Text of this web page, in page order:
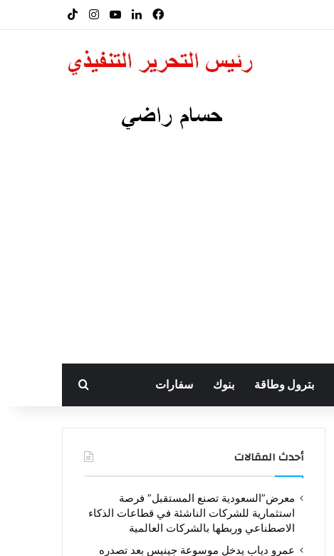
فيسبوكلينكدإن‫YouTube
انستقرام
بترول وطاقة بنوك سفارات بحث عن
أحدث المقالات
معرض”السعودية تصنع المستقبل” فرصة
استثمارية للشركات الناشئة في قطاعات الذكاء
الاصطناعي وربطها بالشركات العالمية
عمرو دياب يدخل موسوعة جينيس بعد تصدره